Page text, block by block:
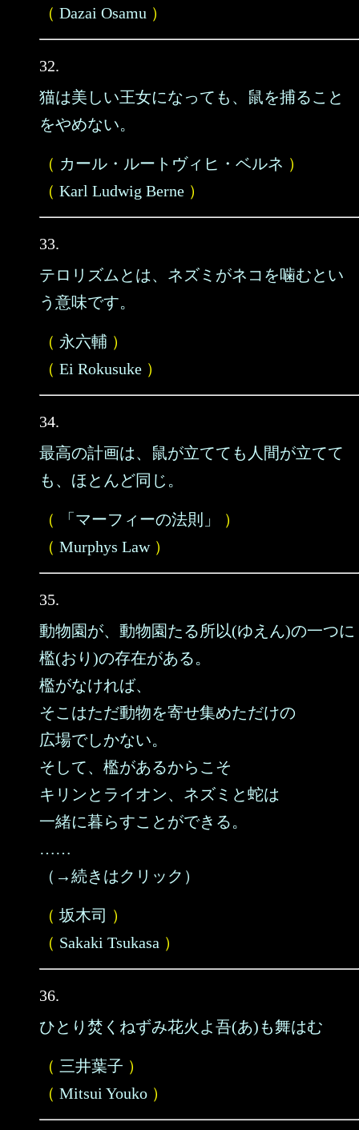
（ Dazai Osamu ）
32.
猫は美しい王女になっても、鼠を捕ること
をやめない。
（ カール・ルートヴィヒ・ベルネ ）
（ Karl Ludwig Berne ）
33.
テロリズムとは、ネズミがネコを噛むとい
う意味です。
（ 永六輔 ）
（ Ei Rokusuke ）
34.
最高の計画は、鼠が立てても人間が立てて
も、ほとんど同じ。
（ 「マーフィーの法則」
）
（ Murphys Law）
35.
動物園が、動物園たる所以(ゆえん)の一つに
檻(おり)の存在がある。
檻がなければ、
そこはただ動物を寄せ集めただけの
広場でしかない。
そして、檻があるからこそ
キリンとライオン、ネズミと蛇は
一緒に暮らすことができる。
……
（→続きはクリック）
（ 坂木司 ）
（ Sakaki Tsukasa ）
36.
ひとり焚くねずみ花火よ吾(あ)も舞はむ
（ 三井葉子 ）
（ Mitsui Youko ）